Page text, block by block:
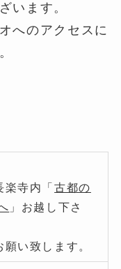
います。
へのアクセスに
楽寺内「古都の
」お越し下さ
い致します。